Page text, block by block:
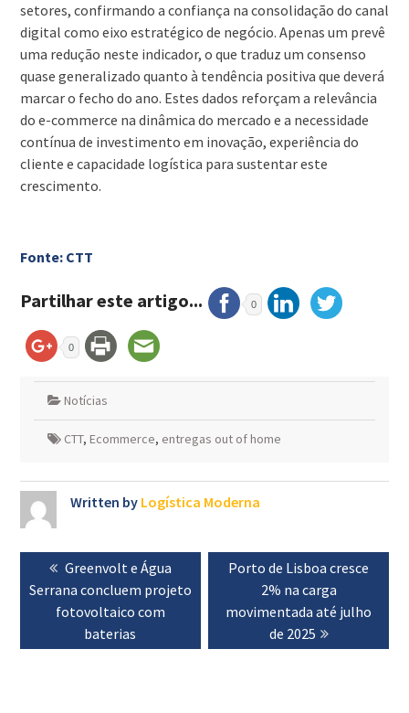
setores, confirmando a confiança na consolidação do canal
digital como eixo estratégico de negócio. Apenas um prevê
uma redução neste indicador, o que traduz um consenso
quase generalizado quanto à tendência positiva que deverá
marcar o fecho do ano. Estes dados reforçam a relevância
do e-commerce na dinâmica do mercado e a necessidade
contínua de investimento em inovação, experiência do
cliente e capacidade logística para sustentar este
crescimento.
Fonte: CTT
Partilhar este artigo... 0
0
Notícias
CTT, Ecommerce, entregas out of home
Written by Logística Moderna
Navegação
artigos
Previous
post:
Greenvolt e Água
Serrana concluem projeto
fotovoltaico com
baterias
Next
Porto de Lisboa cresce
2% na carga
movimentada até julho
de 2025